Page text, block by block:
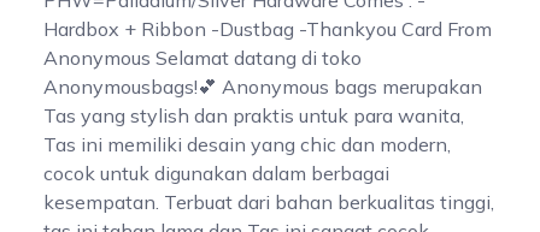
Hardbox + Ribbon -Dustbag -Thankyou Card From
Anonymous Selamat datang di toko
Anonymousbags!💕 Anonymous bags merupakan
Tas yang stylish dan praktis untuk para wanita,
Tas ini memiliki desain yang chic dan modern,
cocok untuk digunakan dalam berbagai
kesempatan. Terbuat dari bahan berkualitas tinggi,